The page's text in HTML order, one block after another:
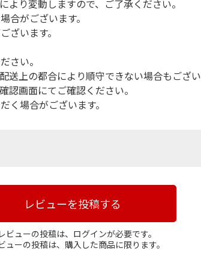
り変動しますので、ご了承ください。
がございます。
ざいます。
さい。
上の都合により順守できない場合もござ
画面にてご確認ください。
く場合がございます。
レビューを投稿する
ビューの投稿は、ログインが必要です。
ューの投稿は、購入した商品に限ります。